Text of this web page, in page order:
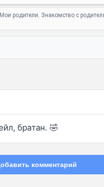
Мои родители, Знакомство с
братан. 🤣
комментарий